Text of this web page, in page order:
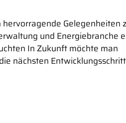
Gelegenheiten
und Energiebranche
In Zukunft möchte man
nächsten